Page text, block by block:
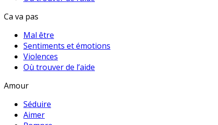
Ca va pas
Mal être
Sentiments et émotions
Violences
Où trouver de l’aide
Amour
Séduire
Aimer